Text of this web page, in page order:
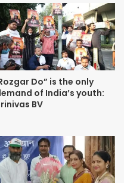
2019, दिल्ली
शिखर सम्मान-2019, पीसीएस
सम्मान-2019, सरकार की
सम्मान-2019, व्यवसायी
Do” is the only
of India’s youth:
BV